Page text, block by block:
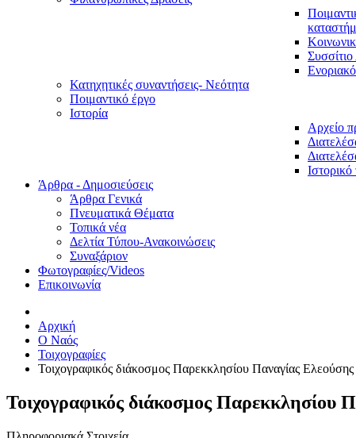
Κατηχητικές συναντήσεις- Νεότητα
Ποιμαντικό έργο
Ιστορία
Αρχείο
Άρθρα - Δημοσιεύσεις
Άρθρα Γενικά
Πνευματικά Θέματα
Τοπικά νέα
Δελτία Τύπου-Ανακοινώσεις
Συναξάριον
Φωτογραφίες/Videos
Επικοινωνία
Αρχική
O Ναός
Τοιχογραφίες
Τοιχογραφικός διάκοσμος Παρεκκλησίου Παναγίας Ελεούσης
Τοιχογραφικός διάκοσμος Παρεκκλησίου